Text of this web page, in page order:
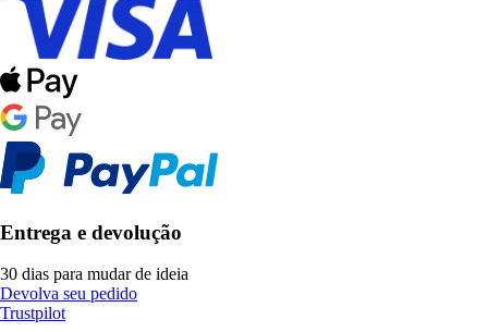
Entrega e devolução
30 dias para mudar de ideia
Devolva seu pedido
Trustpilot